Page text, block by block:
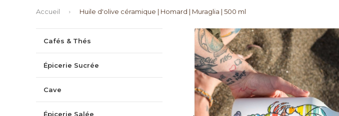
Accueil Huile d'olive céramique | Homard | Muraglia | 500 ml
Cafés & Thés
Épicerie Sucrée
Cave
Épicerie Salée